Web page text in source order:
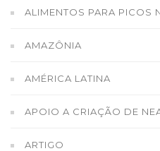
ALIMENTOS PARA PICOS
AMAZÔNIA
AMÉRICA LATINA
APOIO A CRIAÇÃO DE
ARTIGO